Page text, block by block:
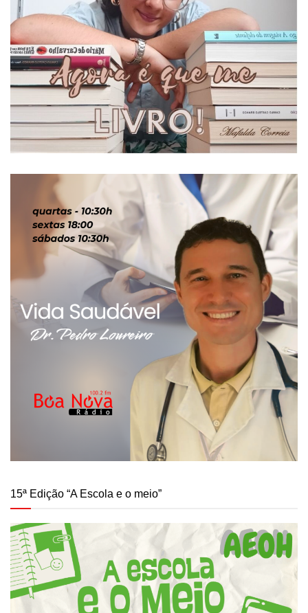
15ª Edição “A Escola e o meio”